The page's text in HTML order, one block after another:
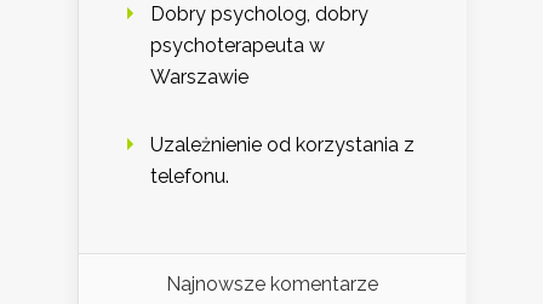
Dobry psycholog, dobry
psychoterapeuta w
Warszawie
Uzależnienie od korzystania z
telefonu.
Najnowsze komentarze